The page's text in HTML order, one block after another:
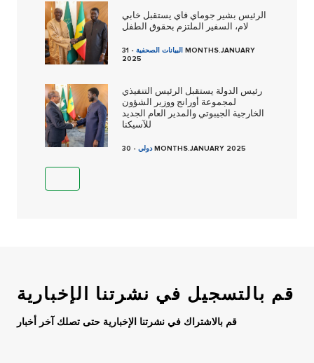
الرئيس بشير جوماي فاي يستقبل خابي
لام، السفير الملتزم بحقوق الطفل
البيانات الصحفية -
31 MONTHS.JANUARY
2025
رئيس الدولة يستقبل الرئيس التنفيذي
لمجموعة أورانج ووزير الشؤون
الخارجية الجيبوتي والمدير العام الجديد
للآسيكنا
دولي - 30 MONTHS.JANUARY 2025
قم بالتسجيل في نشرتنا الإخبارية
قم بالاشتراك في نشرتنا الإخبارية حتى تصلك آخر أخبار